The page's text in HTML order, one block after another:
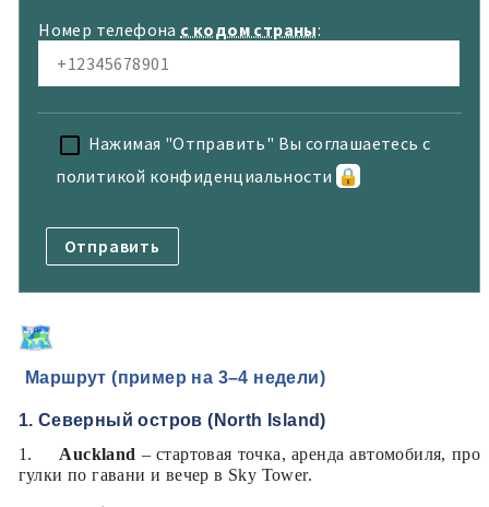
Номер телефона с кодом страны:
Нажимая "Отправить" Вы соглашаетесь с
политикой конфиденциальности 🔒
Маршрут (пример на 3–4 недели)
1. Северный остров (North Island)
1. Auckland –стартовая точка, аренда автомобиля, про
гулки по гавани и вечер в Sky Tower.